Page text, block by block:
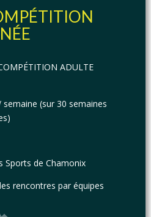
ADULTE
semaine (sur 30 semaines
Sports de Chamonix
rencontres par équipes